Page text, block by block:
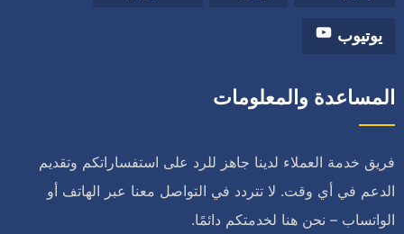
يوتيوب
المساعدة والمعلومات
فريق خدمة العملاء لدينا جاهز للرد على استفساراتكم وتقديم
الدعم في أي وقت. لا تتردد في التواصل معنا عبر الهاتف أو
الواتساب – نحن هنا لخدمتكم دائمًا.